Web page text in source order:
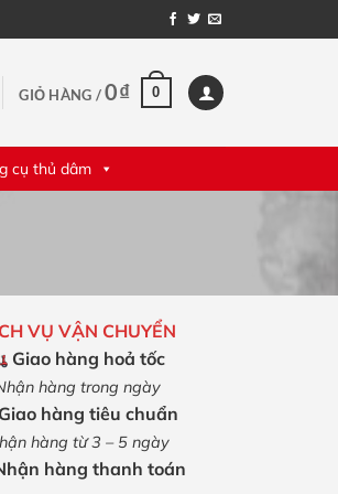
GIỎ HÀNG /0₫ 0
cụ thủ dâm
VỤ VẬN CHUYỂN
Giao hàng hoả tốc
hàng trong ngày
Giao hàng tiêu chuẩn
hàng từ 3 – 5 ngày
hàng thanh toán